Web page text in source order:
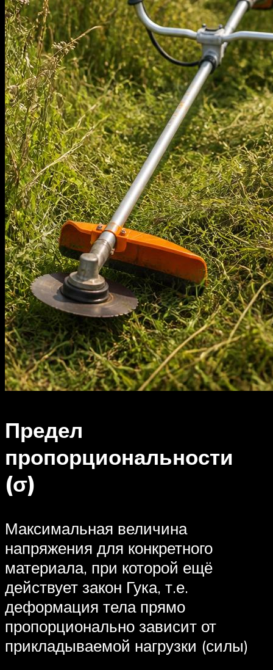
Предел
пропорциональности
(σ)
Максимальная величина
напряжения для конкретного
материала, при которой ещё
действует закон Гука, т.е.
деформация тела прямо
пропорционально зависит от
прикладываемой нагрузки (силы)